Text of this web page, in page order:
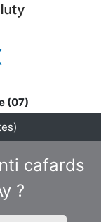
(07)
cafards
?